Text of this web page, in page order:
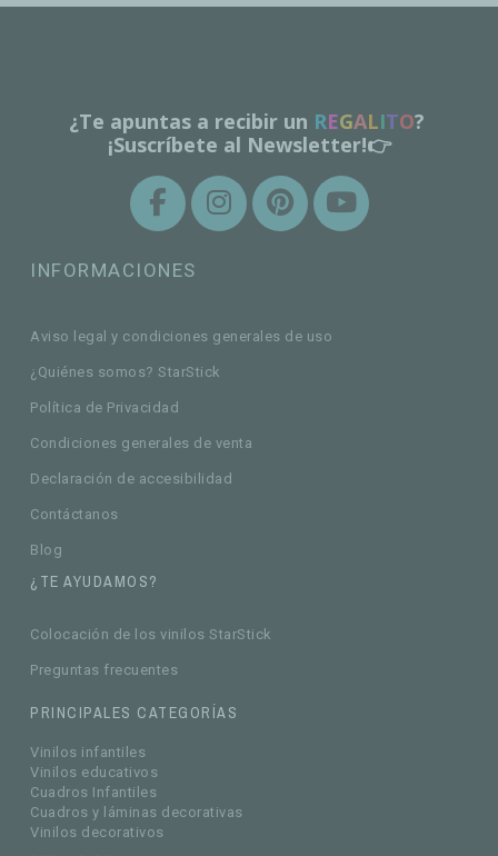
¿Te apuntas a recibir un REGALITO?
¡Suscríbete al Newsletter!👉
INFORMACIONES
Aviso legal y condiciones generales de uso
¿Quiénes somos? StarStick
Política de Privacidad
Condiciones generales de venta
Declaración de accesibilidad
Contáctanos
Blog
¿TE AYUDAMOS?
Colocación de los vinilos StarStick
Preguntas frecuentes
PRINCIPALES CATEGORÍAS
Vinilos infantiles
Vinilos educativos
Cuadros Infantiles
Cuadros y láminas decorativas
Vinilos decorativos